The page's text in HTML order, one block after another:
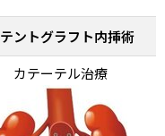
ントグラフト内挿術
カテーテル治療